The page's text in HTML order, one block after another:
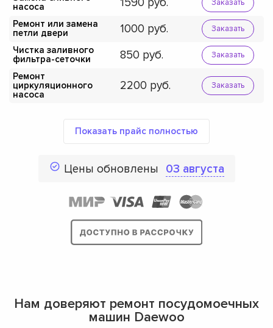
насоса
Заказать
Ремонт или замена
петли двери
1000 Заказать
Чистка заливного
фильтра-сеточки
850 Заказать
Ремонт
циркуляционного
насоса
2200 Заказать
Показать прайс полностью
Цены обновлены 03 августа
Нам доверяют ремонт посудомоечных
машин Daewoo